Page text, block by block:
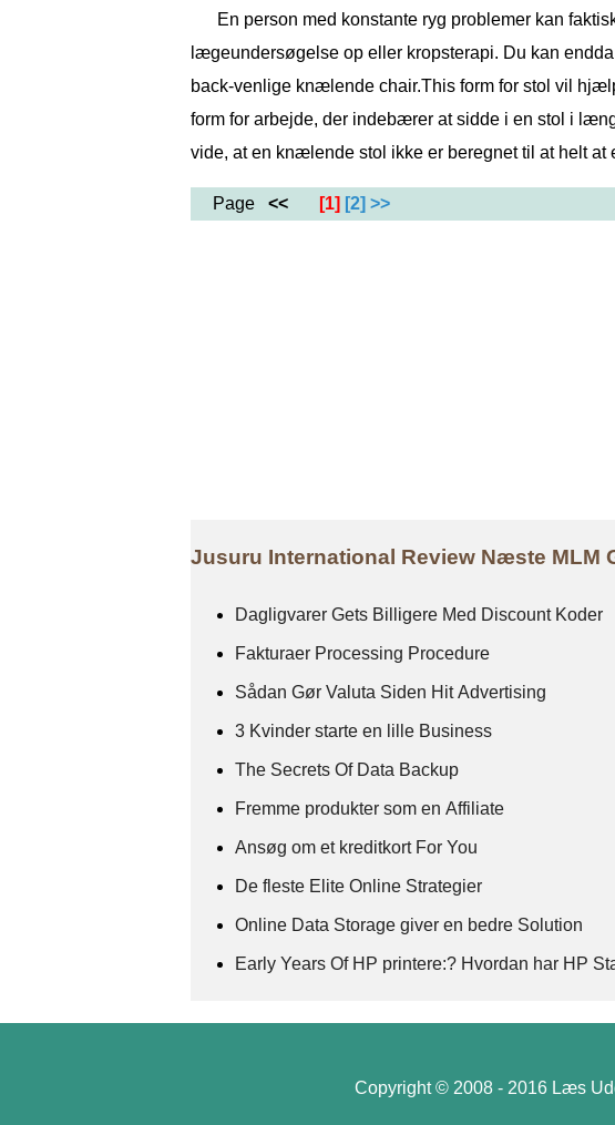
En person med konstante ryg problemer kan
lægeundersøgelse op eller kropsterapi. Du kan
back-venlige knælende chair.This form for stol vil
form for arbejde, der indebærer at sidde i en stol i
vide, at en knælende stol ikke er beregnet til at helt at
Page << [1] [2] >>
Jusuru International Review Næste MLM
Dagligvarer Gets Billigere Med Discount Koder
Fakturaer Processing Procedure
Sådan Gør Valuta Siden Hit Advertising
3 Kvinder starte en lille Business
The Secrets Of Data Backup
Fremme produkter som en Affiliate
Ansøg om et kreditkort For You
De fleste Elite Online Strategier
Online Data Storage giver en bedre Solution
Early Years Of HP printere:? Hvordan har HP
Copyright © 2008 - 2016 Læs